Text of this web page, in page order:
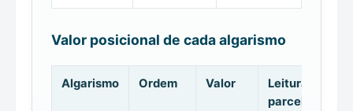
Valor posicional de cada algarismo
Algarismo Ordem Valor
Leitura da
parcela